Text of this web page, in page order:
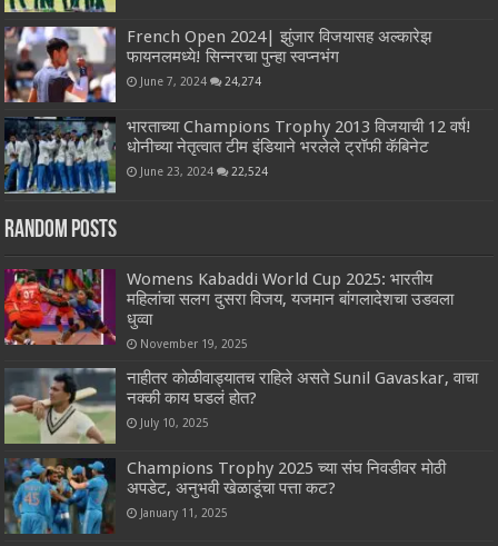
French Open 2024| झुंजार विजयासह अल्कारेझ
फायनलमध्ये! सिन्नरचा पुन्हा स्वप्नभंग
June 7, 2024 24,274
भारताच्या Champions Trophy 2013 विजयाची 12 वर्ष!
धोनीच्या नेतृत्वात टीम इंडियाने भरलेले ट्रॉफी कॅबिनेट
June 23, 2024 22,524
Random Posts
Womens Kabaddi World Cup 2025: भारतीय
महिलांचा सलग दुसरा विजय, यजमान बांगलादेशचा उडवला
धुव्वा
November 19, 2025
नाहीतर कोळीवाड्यातच राहिले असते Sunil Gavaskar, वाचा
नक्की काय घडलं होत?
July 10, 2025
Champions Trophy 2025 च्या संघ निवडीवर मोठी
अपडेट, अनुभवी खेळाडूंचा पत्ता कट?
January 11, 2025